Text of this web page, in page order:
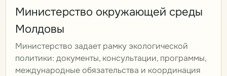
Министерство окружающей среды
Молдовы
Министерство задает рамку экологической
политики: документы, консультации, программы,
международные обязательства и координация